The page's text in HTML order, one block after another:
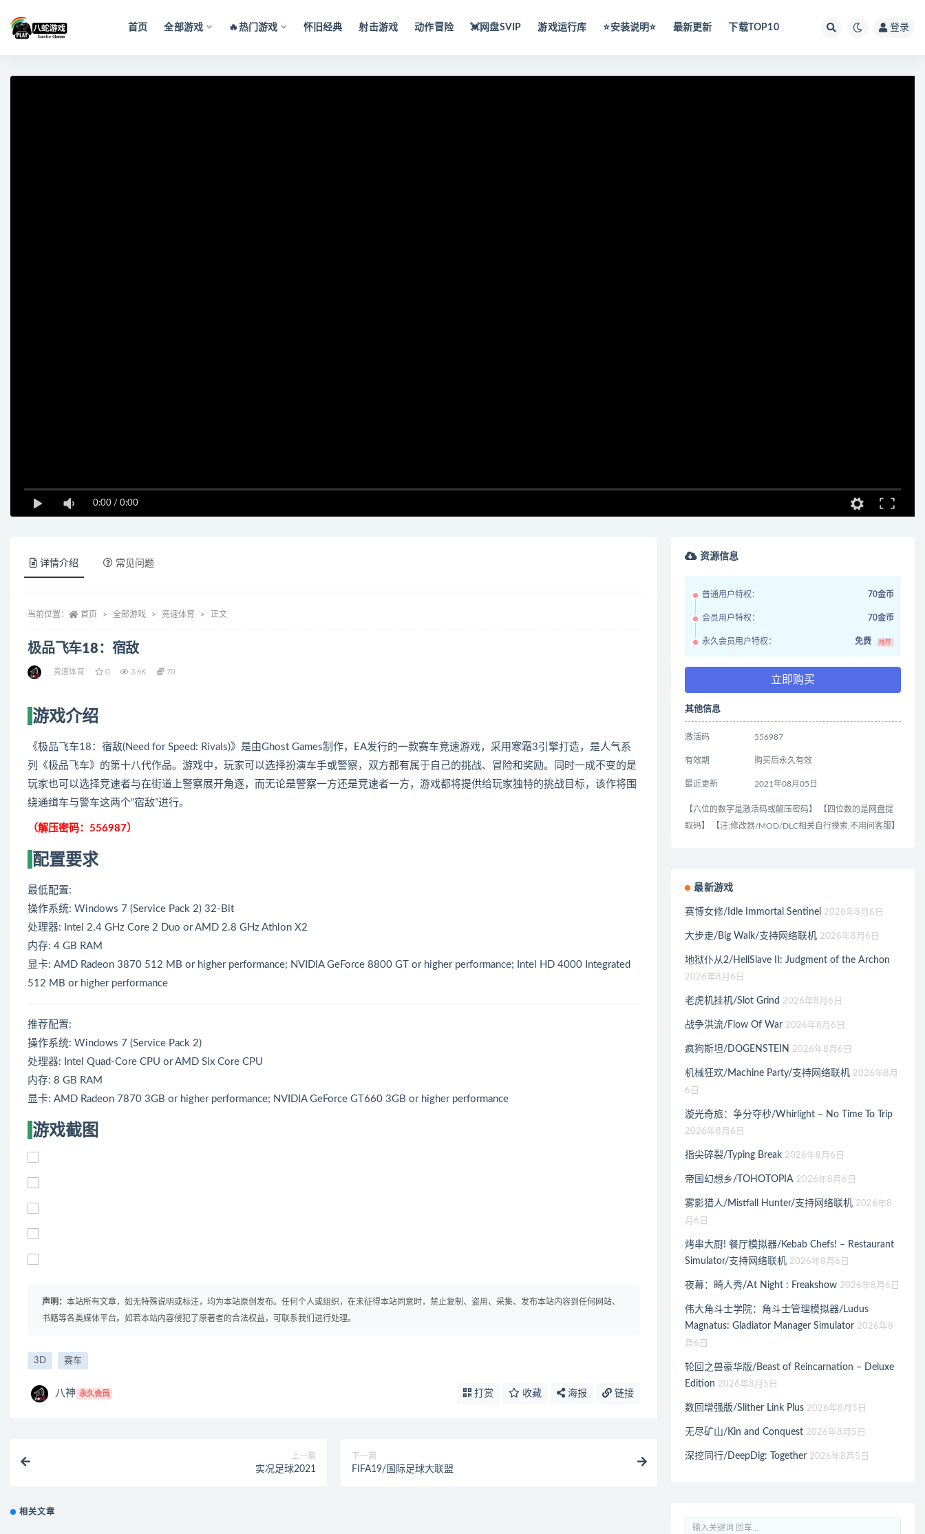
首页 全部游戏 🔥热门游戏 怀旧经典 射击游戏 动作冒险 💓网盘SVIP 游戏运行库 ⭐️安装说明⭐️ 最新更新 下载TOP10 登录
0:00 / 0:00
详情介绍 常见问题
当前位置： 首页 全部游戏 竞速体育 正文
极品飞车18：宿敌
竞速体育 0 3.6K 70
游戏介绍
《极品飞车18：宿敌(Need for Speed: Rivals)》是由Ghost Games制作，EA发行的一款赛车竞速游戏，采用寒霜3引擎打造，是人气系
列《极品飞车》的第十八代作品。游戏中，玩家可以选择扮演车手或警察，双方都有属于自己的挑战、冒险和奖励。同时一成不变的是
玩家也可以选择竞速者与在街道上警察展开角逐，而无论是警察一方还是竞速者一方，游戏都将提供给玩家独特的挑战目标，该作将围
绕通缉车与警车这两个“宿敌”进行。
（解压密码：556987）
配置要求
最低配置:
操作系统: Windows 7 (Service Pack 2) 32-Bit
处理器: Intel 2.4 GHz Core 2 Duo or AMD 2.8 GHz Athlon X2
内存: 4 GB RAM
显卡: AMD Radeon 3870 512 MB or higher performance; NVIDIA GeForce 8800 GT or higher performance; Intel HD 4000 Integrated
512 MB or higher performance
推荐配置:
操作系统: Windows 7 (Service Pack 2)
处理器: Intel Quad-Core CPU or AMD Six Core CPU
内存: 8 GB RAM
显卡: AMD Radeon 7870 3GB or higher performance; NVIDIA GeForce GT660 3GB or higher performance
游戏截图
声明： 本站所有文章，如无特殊说明或标注，均为本站原创发布。任何个人或组织，在未征得本站同意时，禁止复制、盗用、采集、发布本站内容到任何网站、
书籍等各类媒体平台。如若本站内容侵犯了原著者的合法权益，可联系我们进行处理。
3D 赛车
八神 永久会员 打赏 收藏 海报 链接
上一篇
实况足球2021
下一篇
FIFA19/国际足球大联盟
相关文章
资源信息
普通用户特权： 70金币
会员用户特权： 70金币
永久会员用户特权： 免费 推荐
立即购买
其他信息
激活码 556987
有效期 购买后永久有效
最近更新 2021年08月05日
【六位的数字是激活码或解压密码】 【四位数的是网盘提
取码】 【注:修改器/MOD/DLC相关自行摸索,不用问客服】
最新游戏
赛博女修/Idle Immortal Sentinel 2026年8月6日
大步走/Big Walk/支持网络联机 2026年8月6日
地狱仆从2/HellSlave II: Judgment of the Archon
2026年8月6日
老虎机挂机/Slot Grind 2026年8月6日
战争洪流/Flow Of War 2026年8月6日
疯狗斯坦/DOGENSTEIN 2026年8月6日
机械狂欢/Machine Party/支持网络联机 2026年8月
6日
漩光奇旅：争分夺秒/Whirlight – No Time To Trip
2026年8月6日
指尖碎裂/Typing Break 2026年8月6日
帝国幻想乡/TOHOTOPIA 2026年8月6日
雾影猎人/Mistfall Hunter/支持网络联机 2026年8
月6日
烤串大厨! 餐厅模拟器/Kebab Chefs! – Restaurant
Simulator/支持网络联机 2026年8月6日
夜幕：畸人秀/At Night : Freakshow 2026年8月6日
伟大角斗士学院：角斗士管理模拟器/Ludus
Magnatus: Gladiator Manager Simulator 2026年8
月6日
轮回之兽豪华版/Beast of Reincarnation – Deluxe
Edition 2026年8月5日
数回增强版/Slither Link Plus 2026年8月5日
无尽矿山/Kin and Conquest 2026年8月5日
深挖同行/DeepDig: Together 2026年8月5日